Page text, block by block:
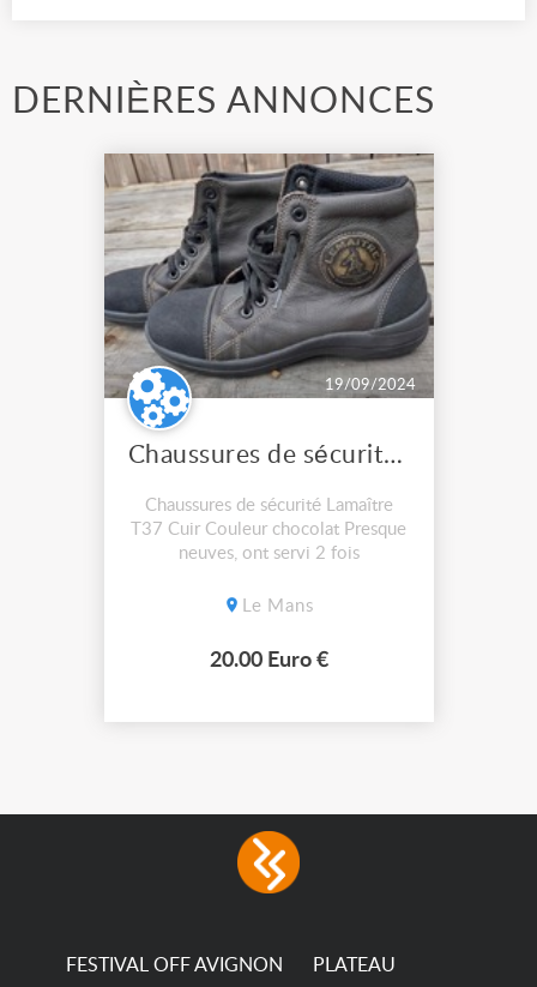
DERNIÈRES ANNONCES
19/09/2024
Chaussures de sécurité Lemaître T37
Chaussures de sécurité Lamaître
T37 Cuir Couleur chocolat Presque
neuves, ont servi 2 fois
Le Mans
20.00 Euro €
FESTIVAL OFF AVIGNON PLATEAU